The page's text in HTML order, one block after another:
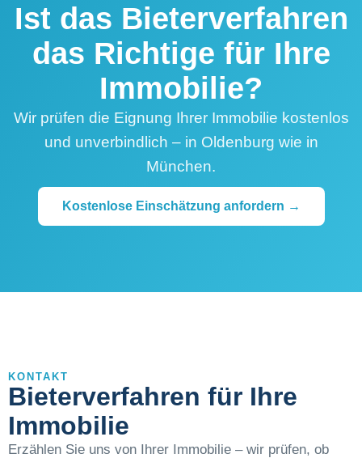
Ist das Bieterverfahren
das Richtige für Ihre
Immobilie?
Wir prüfen die Eignung Ihrer Immobilie kostenlos
und unverbindlich – in Oldenburg wie in
München.
Kostenlose Einschätzung anfordern →
KONTAKT
Bieterverfahren für Ihre
Immobilie
Erzählen Sie uns von Ihrer Immobilie – wir prüfen, ob